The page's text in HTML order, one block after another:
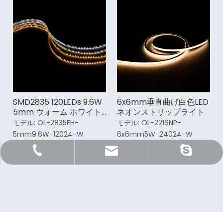
SMD2835 120LEDs 9.6W
5mm ウォーム ホワイト
LED ストリップ ライト
モデル: OL-2835FH-
5mm9.6W-12024-W
6x6mm垂直曲げ白色LED
ネオンストリップライト
モデル: OL-2216NP-
6x6mm5W-24024-W
+86 21 63166512
Sale@orientlighting.com
orientlightingィング